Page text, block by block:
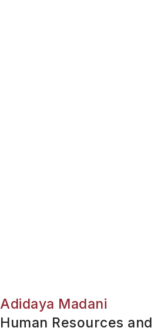
Adidaya Madani
Human Resources